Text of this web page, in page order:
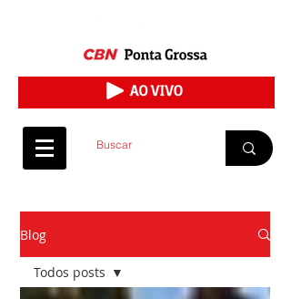
Blog
Todos posts